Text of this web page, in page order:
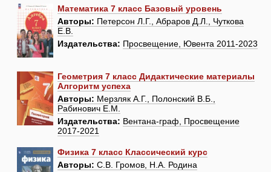
Математика 7 класс Базовый уровень
Авторы: Петерсон Л.Г., Абраров Д.Л., Чуткова
Е.В.
Издательства: Просвещение, Ювента 2011-2023
Геометрия 7 класс Дидактические материалы
Алгоритм успеха
Авторы: Мерзляк А.Г., Полонский В.Б.,
Рабинович Е.М.
Издательства: Вентана-граф, Просвещение
2017-2021
Физика 7 класс Классический курс
Авторы: С.В. Громов, Н.А. Родина